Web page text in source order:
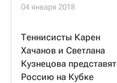
04 января 2018
Теннисисты Карен
Хачанов и Светлана
Кузнецова представят
Россию на Кубке